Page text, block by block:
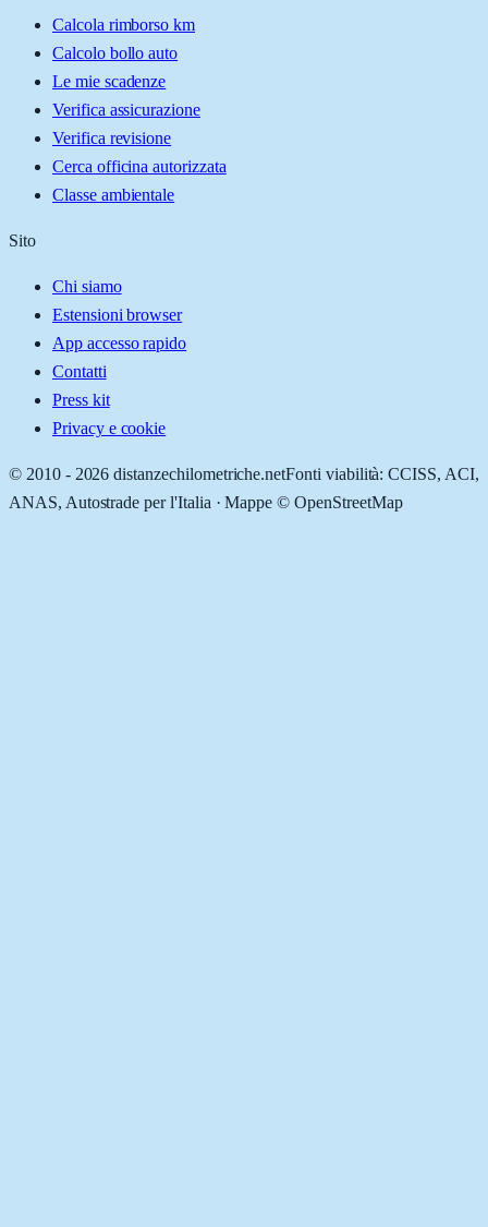
Calcola rimborso km
Calcolo bollo auto
Le mie scadenze
Verifica assicurazione
Verifica revisione
Cerca officina autorizzata
Classe ambientale
Sito
Chi siamo
Estensioni browser
App accesso rapido
Contatti
Press kit
Privacy e cookie
© 2010 - 2026 distanzechilometriche.netFonti viabilità: CCISS, ACI,
ANAS, Autostrade per l'Italia · Mappe © OpenStreetMap